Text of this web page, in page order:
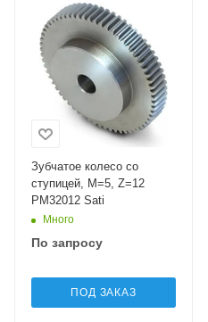
Зубчатое колесо со
ступицей, M=5, Z=12
PM32012 Sati
Много
По запросу
ПОД ЗАКАЗ